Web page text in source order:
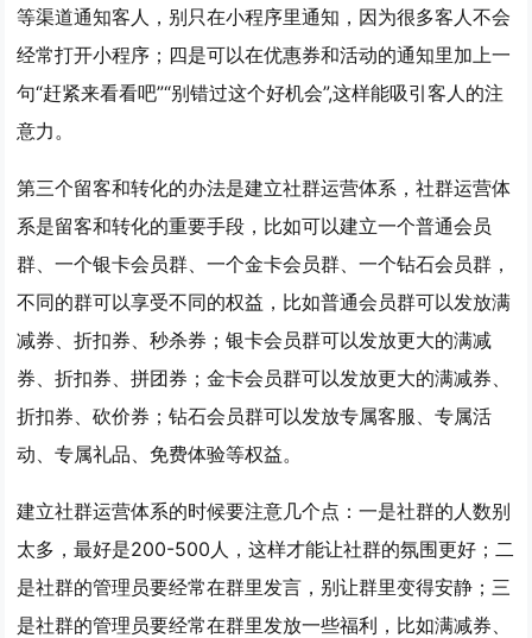
等渠道通知客人，别只在小程序里通知，因为很多客人不会
经常打开小程序；四是可以在优惠券和活动的通知里加上一
句“赶紧来看看吧”“别错过这个好机会”,这样能吸引客人的注
意力。
第三个留客和转化的办法是建立社群运营体系 ，社群运营体
系是留客和转化的重要手段，比如可以建立一个普通会员
群、一个银卡会员群、一个金卡会员群、一个钻石会员群，
不同的群可以享受不同的权益，比如普通会员群可以发放满
减券、折扣券、秒杀券；银卡会员群可以发放更大的满减
券、折扣券、拼团券；金卡会员群可以发放更大的满减券、
折扣券、砍价券；钻石会员群可以发放专属客服、专属活
动、专属礼品、免费体验等权益。
建立社群运营体系的时候要注意几个点：一是社群的人数别
太多，最好是200-500人，这样才能让社群的氛围更好；二
是社群的管理员要经常在群里发言，别让群里变得安静；三
是社群的管理员要经常在群里发放一些福利，比如满减券、